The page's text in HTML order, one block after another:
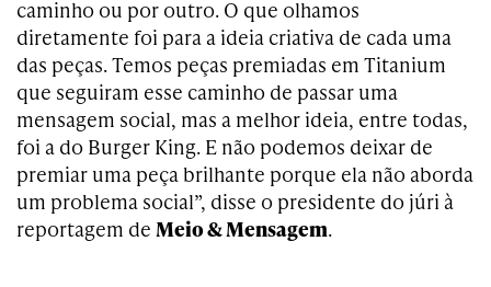
caminho ou por outro. O que olhamos
diretamente foi para a ideia criativa de cada uma
das peças. Temos peças premiadas em Titanium
que seguiram esse caminho de passar uma
mensagem social, mas a melhor ideia, entre todas,
foi a do Burger King. E não podemos deixar de
premiar uma peça brilhante porque ela não aborda
um problema social”, disse o presidente do júri à
reportagem de Meio & Mensagem.